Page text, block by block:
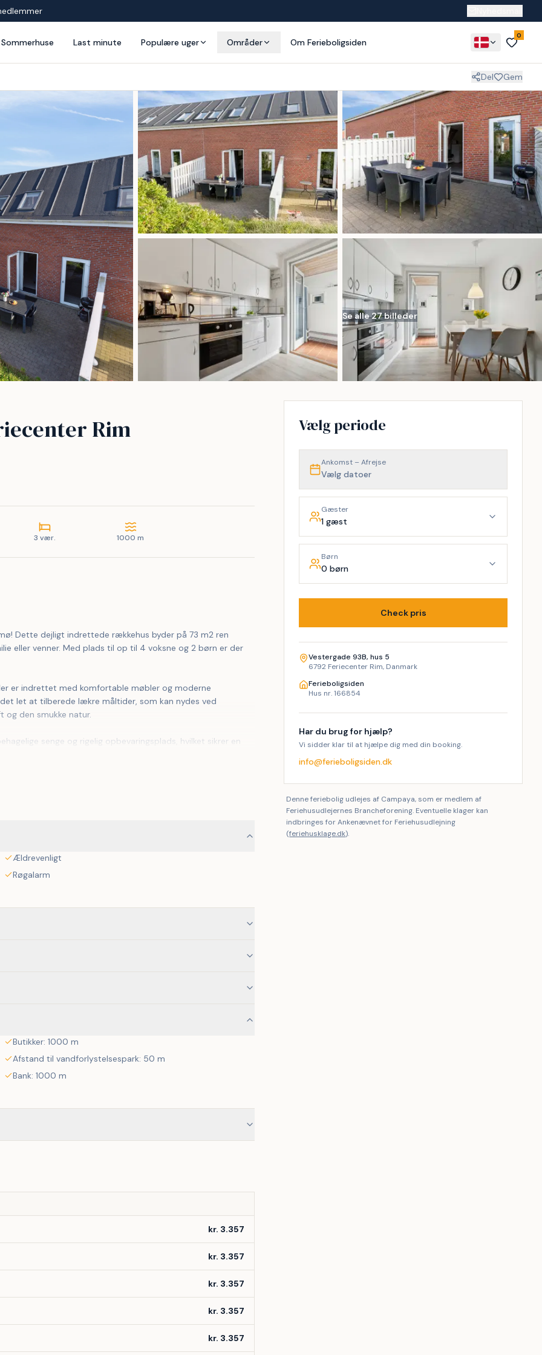
Sommerhuse Last minute Populære uger Områder Om Ferieboligsiden
0
Del Gem
Se alle 27 billeder
Rim
3 vær. 1000 m
Dette dejligt indrettede rækkehus byder på 73 m2 ren
eller venner. Med plads til op til 4 voksne og 2 børn er der
let at tilberede lækre måltider, som kan nydes ved
og den smukke natur.
aktiv ferie med cykling og vandreture eller blot vil slappe af
sommerhus på Rømø!
Ældrevenligt
Røgalarm
Butikker: 1000 m
Afstand til vandforlystelsespark: 50 m
Bank: 1000 m
kr. 3.357
kr. 3.357
kr. 3.357
kr. 3.357
kr. 3.357
Vælg periode
Ankomst – Afrejse
Vælg datoer
Gæster
1 gæst
Børn
0 børn
Check pris
Vestergade 93B, hus 5
6792 Feriecenter Rim, Danmark
Ferieboligsiden
Hus nr. 166854
Har du brug for hjælp?
Vi sidder klar til at hjælpe dig med din booking.
info@ferieboligsiden.dk
Denne feriebolig udlejes af Campaya, som er medlem af
Feriehusudlejernes Brancheforening. Eventuelle klager kan
indbringes for Ankenævnet for Feriehusudlejning
(feriehusklage.dk).